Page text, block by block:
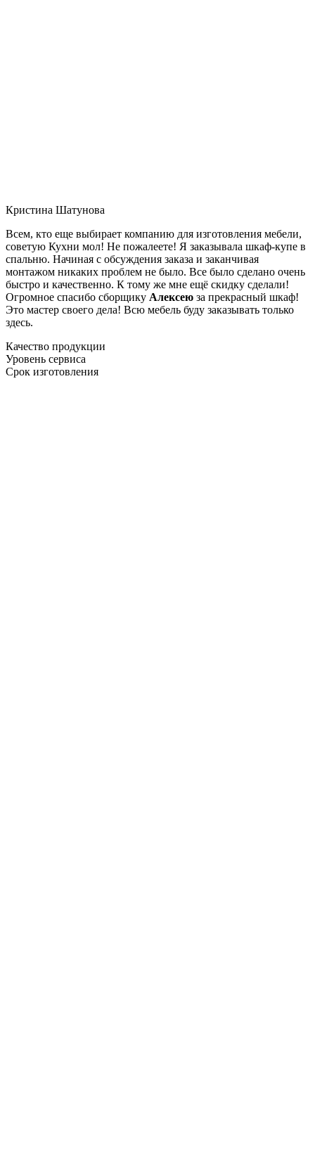
Кристина Шатунова
Всем, кто еще выбирает компанию для изготовления мебели,
советую Кухни мол! Не пожалеете! Я заказывала шкаф-купе в
спальню. Начиная с обсуждения заказа и заканчивая
монтажом никаких проблем не было. Все было сделано очень
быстро и качественно. К тому же мне ещё скидку сделали!
Огромное спасибо сборщику Алексею за прекрасный шкаф!
Это мастер своего дела! Всю мебель буду заказывать только
здесь.
Качество продукции
Уровень сервиса
Срок изготовления